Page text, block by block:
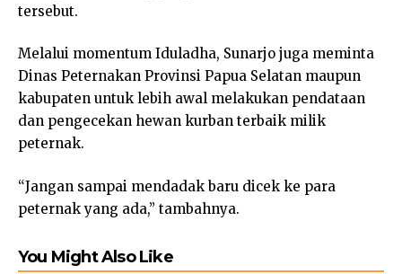
tersebut.
Melalui momentum Iduladha, Sunarjo juga meminta
Dinas Peternakan Provinsi Papua Selatan maupun
kabupaten untuk lebih awal melakukan pendataan
dan pengecekan hewan kurban terbaik milik
peternak.
“Jangan sampai mendadak baru dicek ke para
peternak yang ada,” tambahnya.
You Might Also Like